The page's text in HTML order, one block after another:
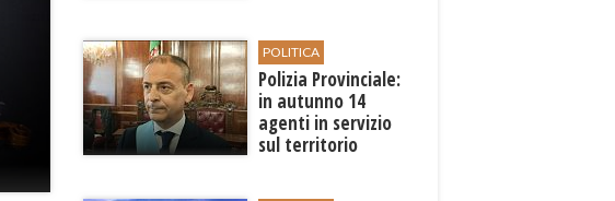
POLITICA
Polizia Provinciale:
in autunno 14
agenti in servizio
sul territorio